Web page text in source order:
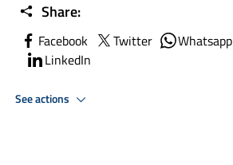
Share:
Facebook Twitter Whatsapp
LinkedIn
See actions